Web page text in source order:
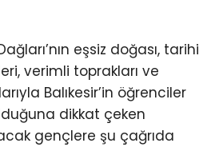
eşsiz doğası, tarihi
verimli toprakları ve
Balıkesir’in öğrenciler
dikkat çeken
gençlere şu çağrıda